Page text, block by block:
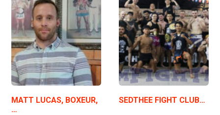
MATT LUCAS, BOXEUR,
…
SEDTHEE FIGHT CLUB…